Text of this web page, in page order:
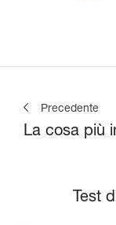
Precedente
La cosa più
Test